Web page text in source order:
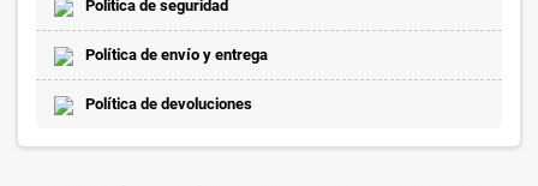
Politica de seguridad
Política de envío y entrega
Política de devoluciones